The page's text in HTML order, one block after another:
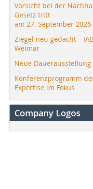
Vorsicht bei der
Gesetz tritt
am 27. September
Ziegel neu gedacht –
Weimar
Neue Dauerausstellung
Konferenzprogramm
Expertise im Fokus
Company Logos